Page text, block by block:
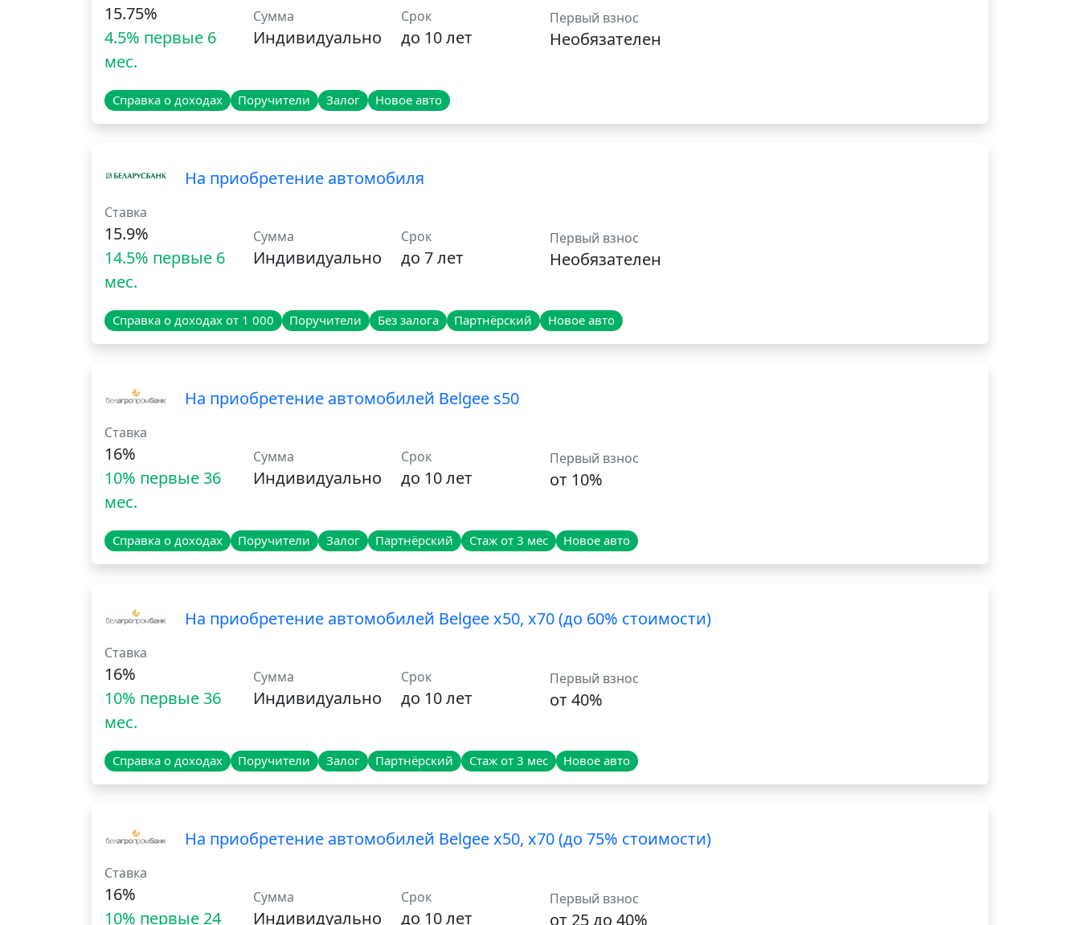
15.75%
4.5% первые 6
мес.
Сумма
Индивидуально
Срок
до 10 лет
Первый взнос
Необязателен
Справка о доходах Поручители Залог Новое авто
На приобретение автомобиля
Ставка
15.9%
14.5% первые 6
мес.
Сумма
Индивидуально
Срок
до 7 лет
Первый взнос
Необязателен
Справка о доходах от 1 000 Поручители Без залога Партнёрский Новое авто
На приобретение автомобилей Belgee s50
Ставка
16%
10% первые 36
мес.
Сумма
Индивидуально
Срок
до 10 лет
Первый взнос
от 10%
Справка о доходах Поручители Залог Партнёрский Стаж от 3 мес Новое авто
На приобретение автомобилей Belgee x50, x70 (до 60% стоимости)
Ставка
16%
10% первые 36
мес.
Сумма
Индивидуально
Срок
до 10 лет
Первый взнос
от 40%
Справка о доходах Поручители Залог Партнёрский Стаж от 3 мес Новое авто
На приобретение автомобилей Belgee x50, x70 (до 75% стоимости)
Ставка
16%
10% первые 24
Сумма
Индивидуально
Срок
до 10 лет
Первый взнос
от 25 до 40%